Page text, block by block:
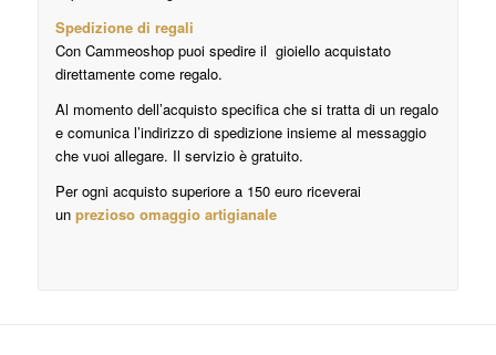
Spedizione di regali
Con Cammeoshop puoi spedire il gioiello acquistato
direttamente come regalo.
Al momento dell’acquisto specifica che si tratta di un regalo
e comunica l’indirizzo di spedizione insieme al messaggio
che vuoi allegare. Il servizio è gratuito.
Per ogni acquisto superiore a 150 euro riceverai
un prezioso omaggio artigianale